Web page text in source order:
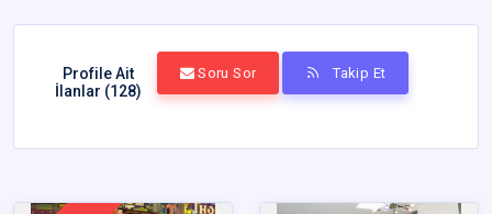
Profile Ait
İlanlar (128)
Soru Sor Takip Et